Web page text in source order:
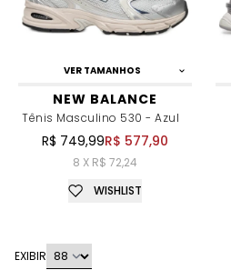
VER TAMANHOS
NEW BALANCE
Tênis Masculino 530 - Azul
R$ 749,99R$ 577,90
8 X R$ 72,24
WISHLIST
EXIBIR